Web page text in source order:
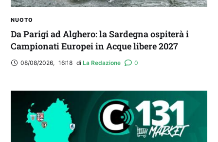
NUOTO
Da Parigi ad Alghero: la Sardegna ospiterà i
Campionati Europei in Acque libere 2027
08/08/2026, 16:18 di La Redazione 0